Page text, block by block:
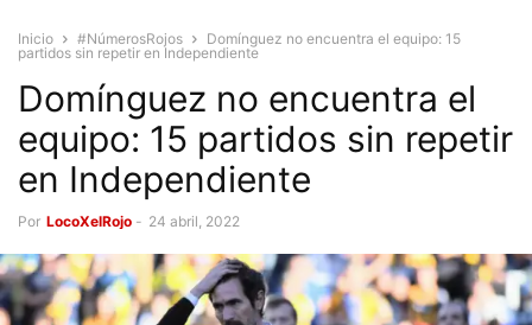
Inicio #NúmerosRojos
Domínguez no encuentra el equipo: 15
partidos sin repetir en Independiente
Domínguez no encuentra el
equipo: 15 partidos sin repetir
en Independiente
Por LocoXelRojo - 24 abril, 2022